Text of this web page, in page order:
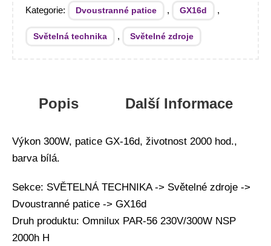
Kategorie: Dvoustranné patice , GX16d ,
Světelná technika , Světelné zdroje
Popis Další Informace
Výkon 300W, patice GX-16d, životnost 2000 hod.,
barva bílá.
Sekce: SVĚTELNÁ TECHNIKA -> Světelné zdroje ->
Dvoustranné patice -> GX16d
Druh produktu: Omnilux PAR-56 230V/300W NSP
2000h H